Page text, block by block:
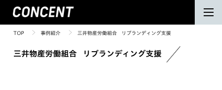
TOP 事例紹介 三井物産労働組合 リブランディング支援
三井物産労働組合 リブランディング支援